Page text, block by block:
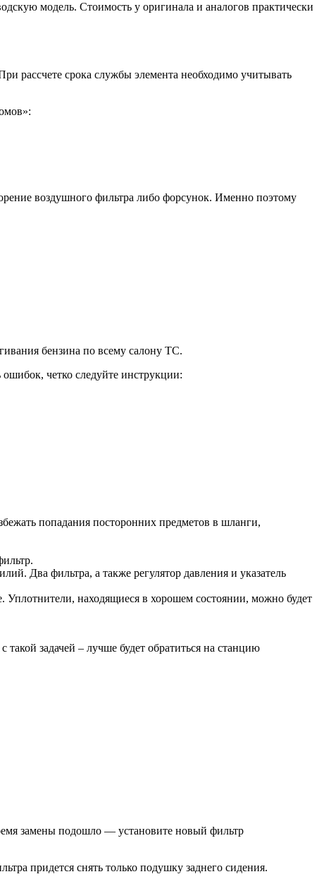
модель. Стоимость у оригинала и аналогов практически
рассчете срока службы элемента необходимо учитывать
воздушного фильтра либо форсунок. Именно поэтому
бензина по всему салону ТС.
четко следуйте инструкции:
попадания посторонних предметов в шланги,
Два фильтра, а также регулятор давления и указатель
находящиеся в хорошем состоянии, можно будет
такой задачей – лучше будет обратиться на станцию
замены подошло — установите новый фильтр
придется снять только подушку заднего сидения.